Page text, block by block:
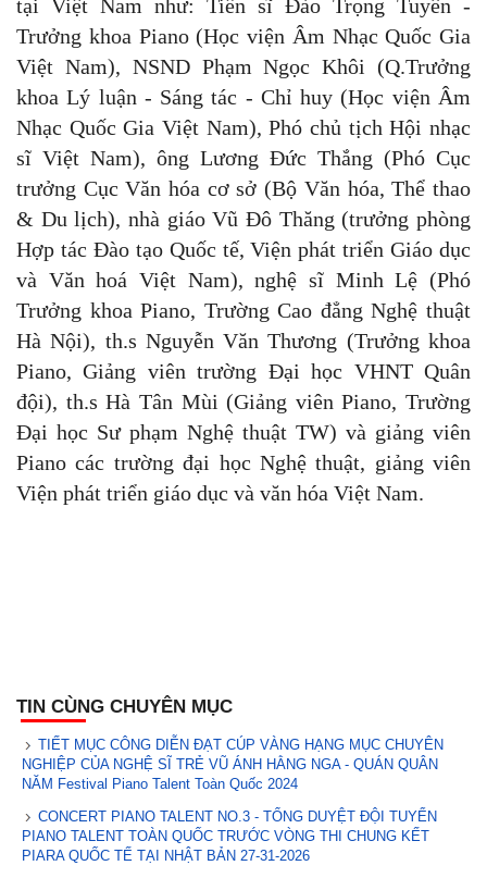
tại Việt Nam như: Tiến sĩ Đào Trọng Tuyên -
Trưởng khoa Piano (Học viện Âm Nhạc Quốc Gia
Việt Nam), NSND Phạm Ngọc Khôi (Q.Trưởng
khoa Lý luận - Sáng tác - Chỉ huy (Học viện Âm
Nhạc Quốc Gia Việt Nam), Phó chủ tịch Hội nhạc
sĩ Việt Nam), ông Lương Đức Thắng (Phó Cục
trưởng Cục Văn hóa cơ sở (Bộ Văn hóa, Thể thao
& Du lịch), nhà giáo Vũ Đô Thăng (trưởng phòng
Hợp tác Đào tạo Quốc tế, Viện phát triển Giáo dục
và Văn hoá Việt Nam), nghệ sĩ Minh Lệ (Phó
Trưởng khoa Piano, Trường Cao đẳng Nghệ thuật
Hà Nội), th.s Nguyễn Văn Thương (Trưởng khoa
Piano, Giảng viên trường Đại học VHNT Quân
đội), th.s Hà Tân Mùi (Giảng viên Piano, Trường
Đại học Sư phạm Nghệ thuật TW) và giảng viên
Piano các trường đại học Nghệ thuật, giảng viên
Viện phát triển giáo dục và văn hóa Việt Nam.
TIN CÙNG CHUYÊN MỤC
TIẾT MỤC CÔNG DIỄN ĐẠT CÚP VÀNG HẠNG MỤC CHUYÊN
NGHIỆP CỦA NGHỆ SĨ TRẺ VŨ ÁNH HẰNG NGA - QUÁN QUÂN
NĂM Festival Piano Talent Toàn Quốc 2024
CONCERT PIANO TALENT NO.3 - TỔNG DUYỆT ĐỘI TUYỂN
PIANO TALENT TOÀN QUỐC TRƯỚC VÒNG THI CHUNG KẾT
PIARA QUỐC TẾ TẠI NHẬT BẢN 27-31-2026